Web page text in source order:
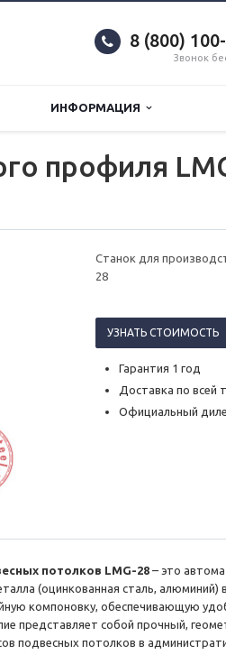
8 (800)
Звонок
ИНФОРМАЦИЯ
профиля
Станок для
28
УЗНАТЬ СТОИМОСТЬ
Гарантия 1 год
Доставка по всей
Официальный
потолков LMG-28 – это
(оцинкованная сталь, алюминий)
компоновку, обеспечивающую
представляет собой прочный,
подвесных потолков в